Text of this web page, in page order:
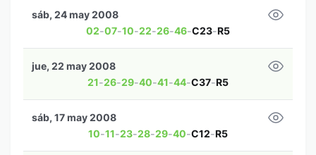
02-07-10-22-26-46-C23-R5
sáb, 24 may 2008
21-26-29-40-41-44-C37-R5
jue, 22 may 2008
10-11-23-28-29-40-C12-R5
sáb, 17 may 2008